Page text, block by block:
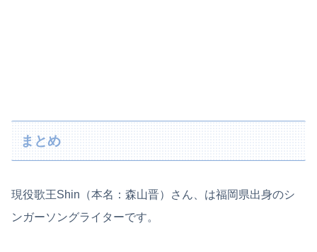
まとめ
現役歌王Shin（本名：森山晋）さん、は福岡県出身のシ
ンガーソングライターです。